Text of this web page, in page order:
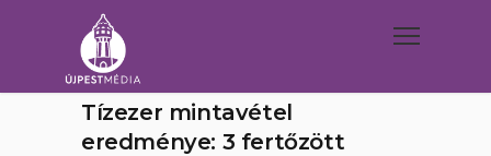
Tízezer mintavétel
eredménye: 3 fertőzött